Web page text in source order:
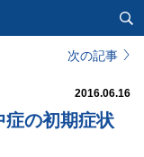
次の記事
2016.06.16
症の初期症状